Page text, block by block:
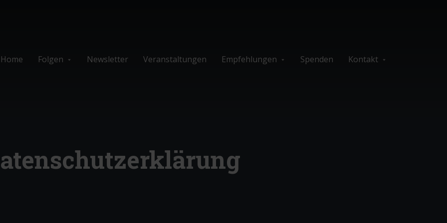
Home Folgen Newsletter Veranstaltungen Empfehlungen Spenden Kontakt